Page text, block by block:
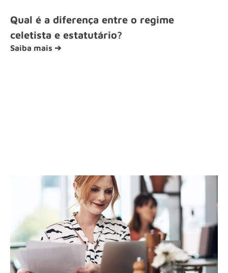
Qual é a diferença entre o regime
celetista e estatutário?
Saiba mais ➔